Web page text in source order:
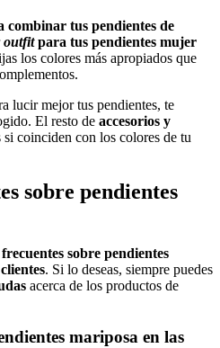
combinar tus pendientes de
outfitpara tus pendientes mujer
los colores más apropiados que
lucir mejor tus pendientes, te
El resto de accesorios y
si coinciden con los colores de tu
sobre pendientes
sobre pendientes
. Si lo deseas, siempre puedes
acerca de los productos de
mariposa en las